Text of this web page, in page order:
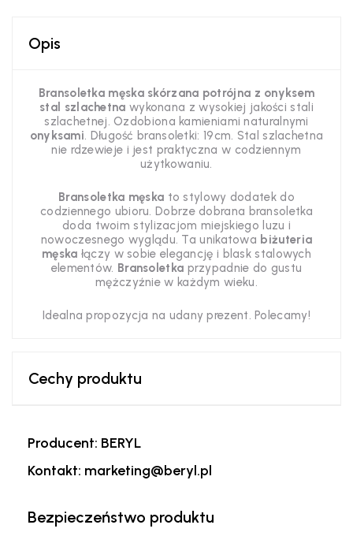
Opis
Bransoletka męska skórzana potrójna z onyksem
stal szlachetna wykonana z wysokiej jakości stali
szlachetnej. Ozdobiona kamieniami naturalnymi
onyksami. Długość bransoletki: 19cm. Stal szlachetna
nie rdzewieje i jest praktyczna w codziennym
użytkowaniu.
Bransoletka męska to stylowy dodatek do
codziennego ubioru. Dobrze dobrana bransoletka
doda twoim stylizacjom miejskiego luzu i
nowoczesnego wyglądu. Ta unikatowa biżuteria
męska łączy w sobie elegancję i blask stalowych
elementów. Bransoletka przypadnie do gustu
mężczyźnie w każdym wieku.
Idealna propozycja na udany prezent. Polecamy!
Cechy produktu
Producent: BERYL
Kontakt: marketing@beryl.pl
Bezpieczeństwo produktu